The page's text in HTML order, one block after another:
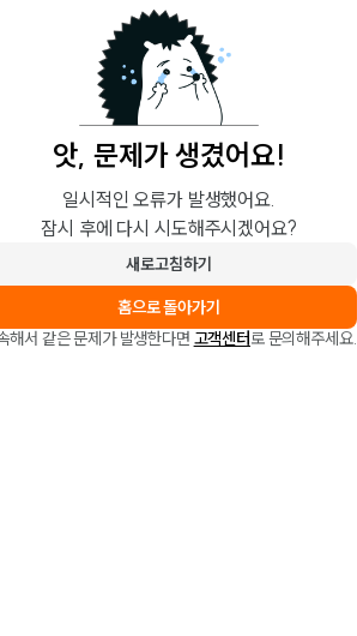
앗, 문제가 생겼어요!
일시적인 오류가 발생했어요.
잠시 후에 다시 시도해주시겠어요?
새로고침하기
홈으로 돌아가기
해서 같은 문제가 발생한다면 고객센터로 문의해주세요.